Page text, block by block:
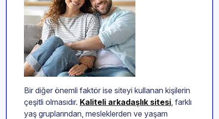
Bir diğer önemli faktör ise siteyi kullanan kişilerin
çeşitli olmasıdır. Kaliteli arkadaşlık sitesi , farklı
yaş gruplarından, mesleklerden ve yaşam